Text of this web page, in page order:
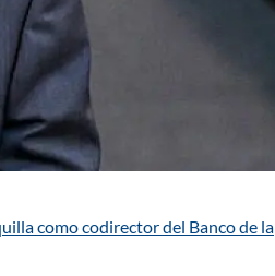
como codirector del Banco de la